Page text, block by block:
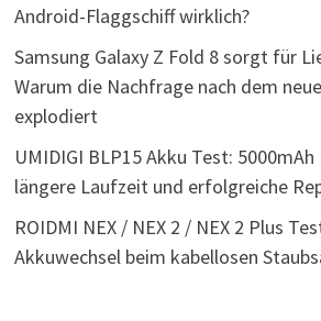
Android-Flaggschiff wirklich?
Samsung Galaxy Z Fold 8 sorgt für
Warum die Nachfrage nach dem
explodiert
UMIDIGI BLP15 Akku Test:
längere Laufzeit und erfolgreiche
ROIDMI NEX / NEX 2 / NEX 2 Plus
Akkuwechsel beim kabellosen